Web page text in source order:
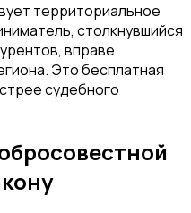
территориальное
столкнувшийся
вправе
Это бесплатная
судебного